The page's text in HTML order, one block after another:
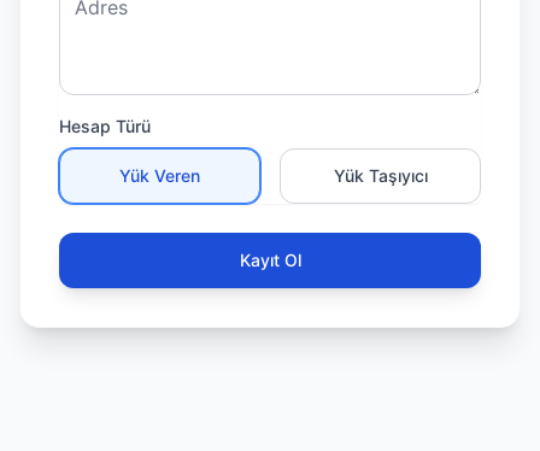
Hesap Türü
Yük Veren Yük Taşıyıcı
Kayıt Ol